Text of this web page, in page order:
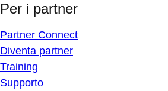
Per i partner
Partner Connect
Diventa partner
Training
Supporto